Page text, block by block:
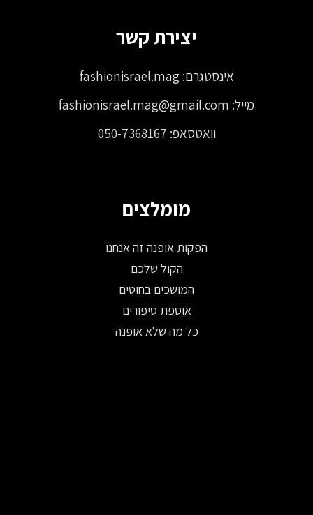
יצירת קשר
אינסטגרם:fashionisrael.mag
מייל: fashionisrael.mag@gmail.com
וואטסאפ: 050-7368167
מומלצים
הפקות אופנה זה אנחנו
הקול שלכם
המושכים בחוטים
אוספת סיפורים
כל מה שלא אופנה